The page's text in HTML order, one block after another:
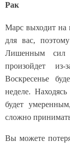
Рак
Марс выходит на
для вас,
Лишенным сил
произойдет
Воскресенье
неделе.
будет
сложно
Вы можете